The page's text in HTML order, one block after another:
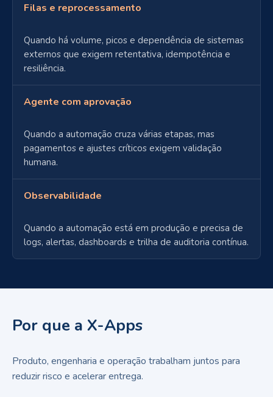
Filas e reprocessamento
Quando há volume, picos e dependência de sistemas
externos que exigem retentativa, idempotência e
resiliência.
Agente com aprovação
Quando a automação cruza várias etapas, mas
pagamentos e ajustes críticos exigem validação
humana.
Observabilidade
Quando a automação está em produção e precisa de
logs, alertas, dashboards e trilha de auditoria contínua.
Por que a X-Apps
Produto, engenharia e operação trabalham juntos para
reduzir risco e acelerar entrega.